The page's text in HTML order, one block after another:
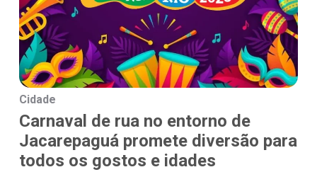
Cidade
Carnaval de rua no entorno de
Jacarepaguá promete diversão para
todos os gostos e idades